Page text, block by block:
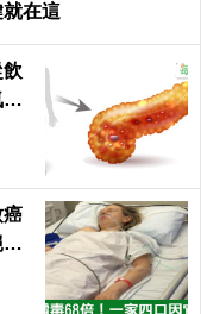
在這
飲
癌